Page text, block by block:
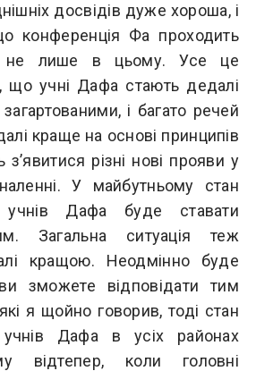
досвідів дуже хороша, і
конференція Фа проходить
не лише в цьому. Усе це
що учні Дафа стають дедалі
і багато речей
краще на основі принципів
різні нові прояви у
У майбутньому стан
учнів Дафа буде ставати
Загальна ситуація теж
кращою. Неодмінно буде
зможете відповідати тим
я щойно говорив, тоді стан
учнів Дафа в усіх районах
відтепер, коли головні